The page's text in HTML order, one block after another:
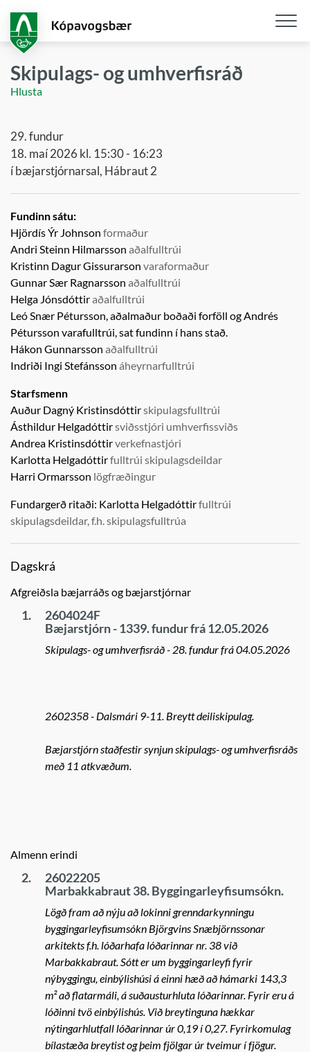
aðalefni
Skipulags- og umhverfisráð
Hlusta
29. fundur
18. maí 2026 kl. 15:30 - 16:23
í bæjarstjórnarsal, Hábraut 2
Fundinn sátu:
Hjördís Ýr Johnson formaður
Andri Steinn Hilmarsson aðalfulltrúi
Kristinn Dagur Gissurarson varaformaður
Gunnar Sær Ragnarsson aðalfulltrúi
Helga Jónsdóttiraðalfulltrúi
Leó Snær Pétursson, aðalmaður boðaði forföll ogAndrés
Pétursson varafulltrúi,sat fundinn í hans stað.
Hákon Gunnarsson aðalfulltrúi
Indriði Ingi Stefánsson áheyrnarfulltrúi
Starfsmenn
Auður Dagný Kristinsdóttirskipulagsfulltrúi
Ásthildur Helgadóttirsviðsstjóri umhverfissviðs
Andrea Kristinsdóttirverkefnastjóri
Karlotta Helgadóttirfulltrúi skipulagsdeildar
Harri Ormarsson lögfræðingur
Fundargerð ritaði: Karlotta Helgadóttirfulltrúi
skipulagsdeildar, f.h. skipulagsfulltrúa
Dagskrá
Afgreiðsla bæjarráðs og bæjarstjórnar
1.
2604024F
Bæjarstjórn - 1339. fundur frá 12.05.2026
Skipulags- og umhverfisráð - 28. fundur frá 04.05.2026
2602358 - Dalsmári 9-11. Breytt deiliskipulag.
Bæjarstjórn staðfestir synjun skipulags- og umhverfisráðs
með 11 atkvæðum.
Almenn erindi
2.
26022205
Marbakkabraut 38. Byggingarleyfisumsókn.
Lögð fram að nýju að lokinni grenndarkynningu
byggingarleyfisumsókn Björgvins Snæbjörnssonar
arkitekts f.h. lóðarhafa lóðarinnar nr. 38 við
Marbakkabraut. Sótt er um byggingarleyfi fyrir
nýbyggingu, einbýlishúsi á einni hæð að hámarki 143,3
m² að flatarmáli, á suðausturhluta lóðarinnar. Fyrir eru á
lóðinni tvö einbýlishús. Við breytinguna hækkar
nýtingarhlutfall lóðarinnar úr 0,19 í 0,27. Fyrirkomulag
bílastæða breytist og þeim fjölgar úr tveimur í fjögur.
Opna